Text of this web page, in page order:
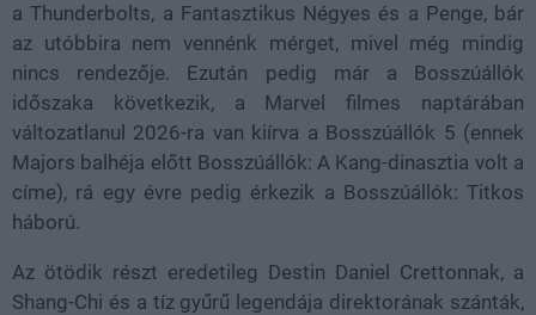
a Thunderbolts, a Fantasztikus Négyes és a Penge, bár
az utóbbira nem vennénk mérget, mivel még mindig
nincs rendezője. Ezután pedig már a Bosszúállók
időszaka következik, a Marvel filmes naptárában
változatlanul 2026-ra van kiírva a Bosszúállók 5 (ennek
Majors balhéja előtt Bosszúállók: A Kang-dinasztia volt a
címe), rá egy évre pedig érkezik a Bosszúállók: Titkos
háború.
Az ötödik részt eredetileg Destin Daniel Crettonnak, a
Shang-Chi és a tíz gyűrű legendája direktorának szánták,